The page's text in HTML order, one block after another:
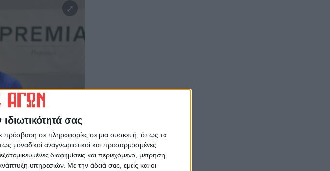
σας
πρόσβαση σε πληροφορίες σε μια συσκευή, όπως τα
μοναδικοί αναγνωριστικοί και προσαρμοσμένες
διαφημίσεις και περιεχόμενο, μέτρηση
υπηρεσιών. Με την άδειά σας, εμείς και οι